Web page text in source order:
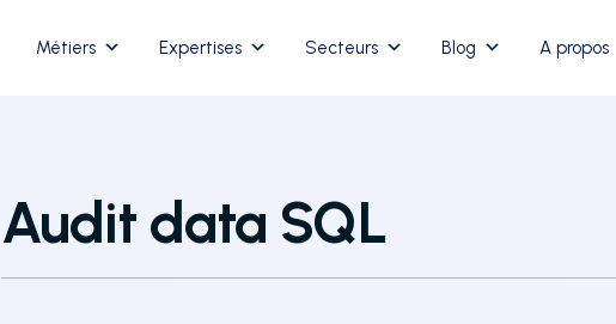
A propos
Blog
Secteurs
Expertises
Métiers
Audit data SQL